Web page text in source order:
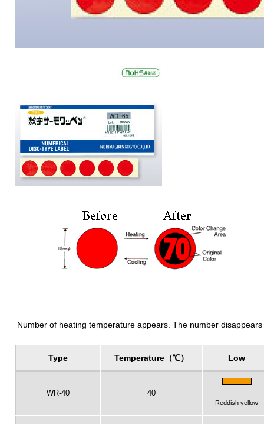
Number of heating temperature appears. The number
Type Temperature（℃） Low
WR-40 40
Reddish yellow